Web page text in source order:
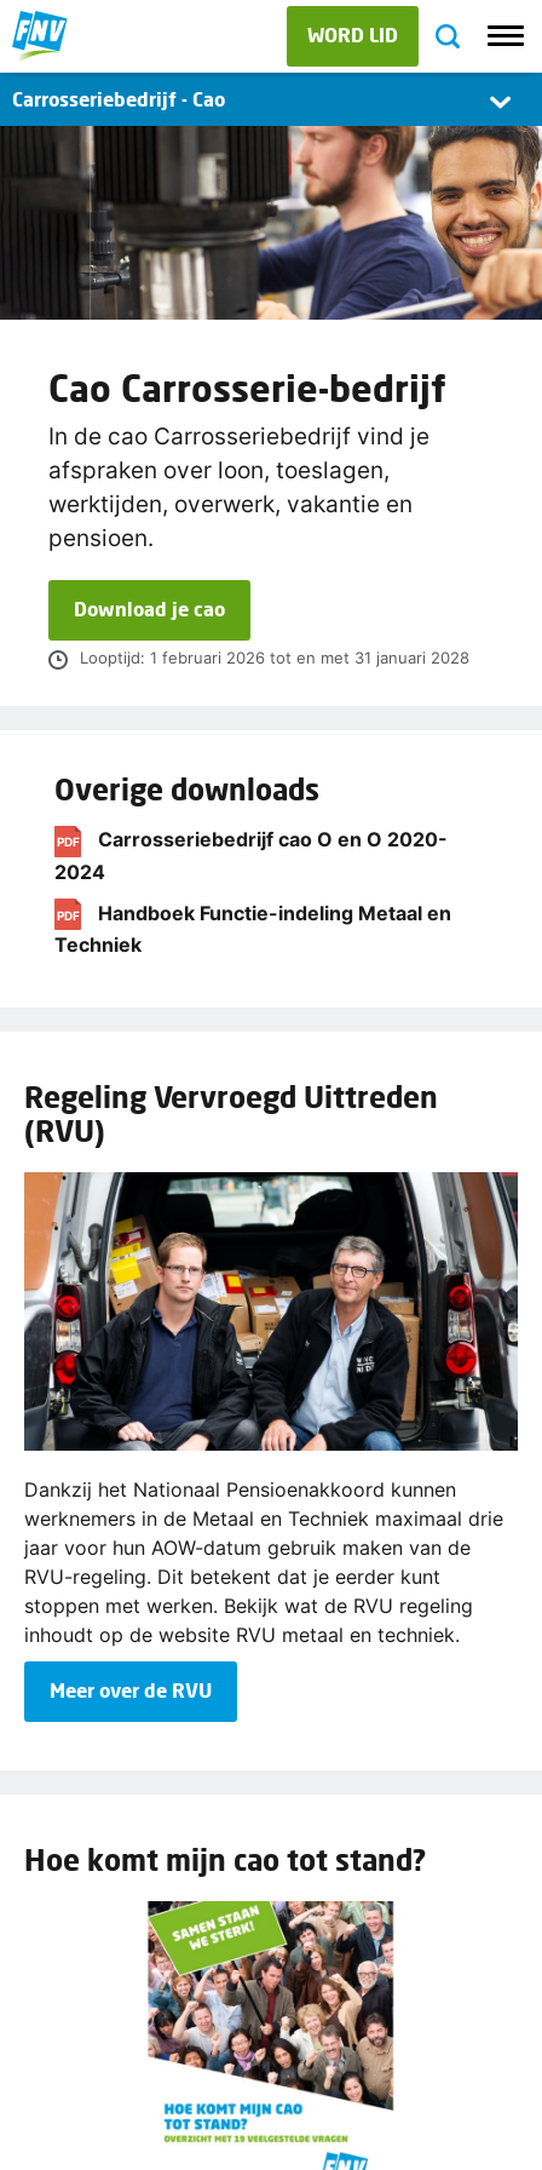
WORD LID
Carrosseriebedrijf - Cao
Cao Carrosserie-bedrijf
In de cao Carrosseriebedrijf vind je
afspraken over loon, toeslagen,
werktijden, overwerk, vakantie en
pensioen.
Download je cao
Looptijd: 1 februari 2026 tot en met 31 januari 2028
Overige downloads
PDF
Carrosseriebedrijf cao O en O 2020-
2024
PDF
Handboek Functie-indeling Metaal en
Techniek
Regeling Vervroegd Uittreden
(RVU)
Dankzij het Nationaal Pensioenakkoord kunnen
werknemers in de Metaal en Techniek maximaal drie
jaar voor hun AOW-datum gebruik maken van de
RVU-regeling. Dit betekent dat je eerder kunt
stoppen met werken. Bekijk wat de RVU regeling
inhoudt op de website RVU metaal en techniek.
Meer over de RVU
Hoe komt mijn cao tot stand?